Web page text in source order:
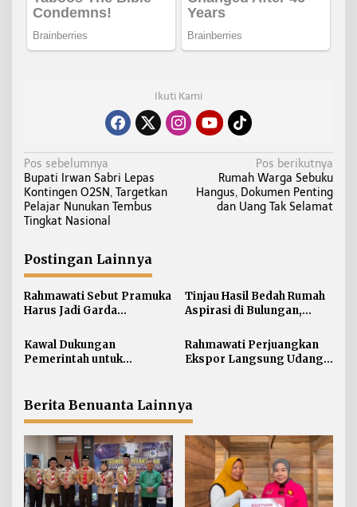
Ikuti Kami
N
a
v
i
a
s
i
p
o
s
Pos sebelumnya
Bupati Irwan Sabri Lepas
Kontingen O2SN, Targetkan
Pelajar Nunukan Tembus
Tingkat Nasional
Pos berikutnya
Rumah Warga Sebuku
Hangus, Dokumen Penting
dan Uang Tak Selamat
Postingan Lainnya
Rahmawati Sebut Pramuka
Harus Jadi Garda
Generasi Perbatasan dari
Narkoba
Tinjau Hasil Bedah Rumah
Aspirasi di Bulungan,
Bantuan Penyelesaian
Pintu dan Jendela
Kawal Dukungan
Pemerintah untuk
Petani di Desa Gunung
Putih
Rahmawati Perjuangkan
Ekspor Langsung Udang
Berita Benuanta Lainnya